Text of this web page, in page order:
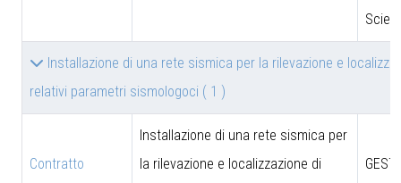
Installazione di una rete sismica per la rilevazione e
relativi parametri sismologoci ( 1 )
Contratto
Installazione di una rete sismica per
la rilevazione e localizzazione di